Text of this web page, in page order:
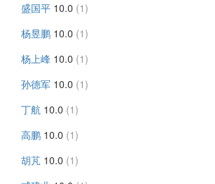
盛国平 10.0 (1)
杨昱鹏 10.0 (1)
杨上峰 10.0 (1)
孙德军 10.0 (1)
丁航 10.0 (1)
高鹏 10.0 (1)
胡芃 10.0 (1)